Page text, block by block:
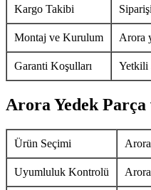
Kargo Takibi
Montaj ve Kurulum Arora
Garanti Koşulları Yetkili
Arora Yedek
Ürün Seçimi
Uyumluluk Kontrolü